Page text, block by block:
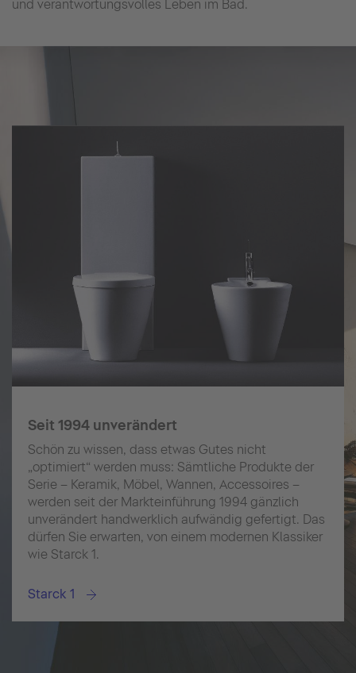
und verantwortungsvolles Leben im Bad.
Seit 1994 unverändert
Schön zu wissen, dass etwas Gutes nicht
„optimiert“ werden muss: Sämtliche Produkte der
Serie – Keramik, Möbel, Wannen, Accessoires –
werden seit der Markteinführung 1994 gänzlich
unverändert handwerklich aufwändig gefertigt. Das
dürfen Sie erwarten, von einem modernen Klassiker
wie Starck 1.
Starck 1